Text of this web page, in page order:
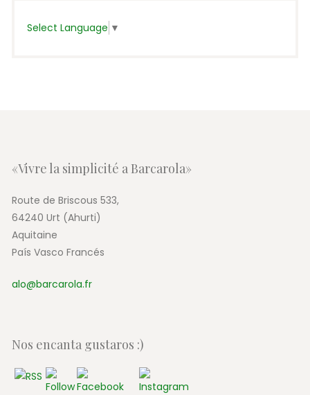
Select Language ▼
«Vivre la simplicité a Barcarola»
Route de Briscous 533,
64240 Urt (Ahurti)
Aquitaine
País Vasco Francés
alo@barcarola.fr
Nos encanta gustaros :)